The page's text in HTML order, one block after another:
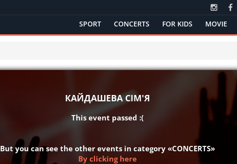
SPORT CONCERTS FOR KIDS MOVIE
КАЙДАШЕВА СІМ'Я
This event passed :(
But you can see the other events in category «CONCERTS»
By clicking here